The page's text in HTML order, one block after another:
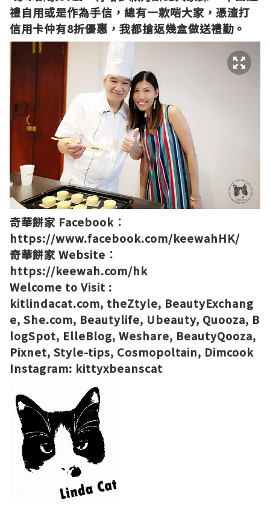
禮自用或是作為手信，總有一款啱大家，憑渣打
信用卡仲有8折優惠，我都搶返幾盒做送禮勤。
奇華餅家 Facebook︰
https://www.facebook.com/keewahHK/
奇華餅家 Website︰
https://keewah.com/hk
Welcome to Visit :
kitlindacat.com, theZtyle, BeautyExchang
e, She.com, Beautylife, Ubeauty, Quooza, B
logSpot, ElleBlog, Weshare, BeautyQooza,
Pixnet, Style-tips, Cosmopoltain, Dimcook
Instagram: kittyxbeanscat